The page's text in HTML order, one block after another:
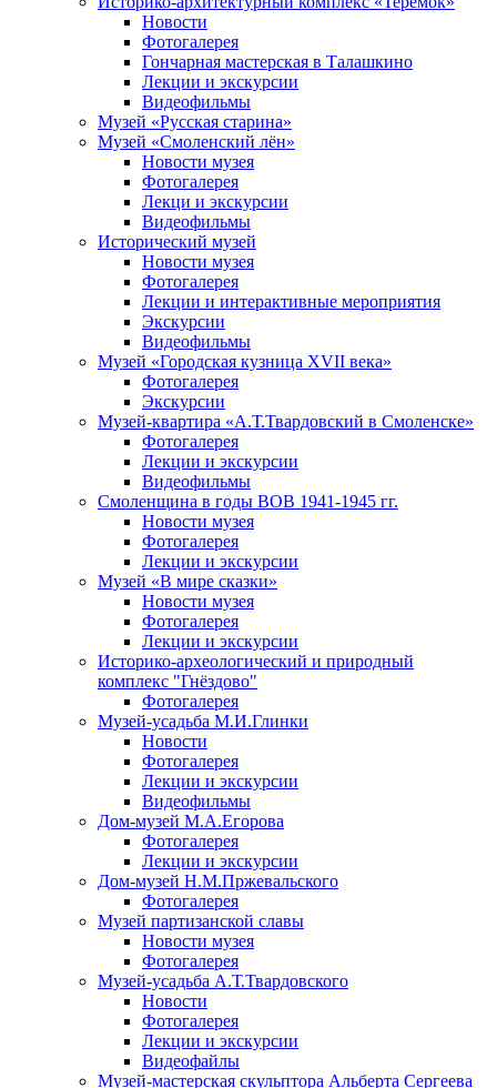
Новости
Фотогалерея
Гончарная мастерская в Талашкино
Лекции и экскурсии
Видеофильмы
Музей «Русская старина»
Музей «Смоленский лён»
Новости музея
Фотогалерея
Лекци и экскурсии
Видеофильмы
Исторический музей
Новости музея
Фотогалерея
Лекции и интерактивные мероприятия
Экскурсии
Видеофильмы
Музей «Городская кузница XVII века»
Фотогалерея
Экскурсии
Музей-квартира «А.Т.Твардовский в Смоленске»
Фотогалерея
Лекции и экскурсии
Видеофильмы
Смоленщина в годы ВОВ 1941-1945 гг.
Новости музея
Фотогалерея
Лекции и экскурсии
Музей «В мире сказки»
Новости музея
Фотогалерея
Лекции и экскурсии
Историко-археологический и природный
комплекс "Гнёздово"
Фотогалерея
Музей-усадьба М.И.Глинки
Новости
Фотогалерея
Лекции и экскурсии
Видеофильмы
Дом-музей М.А.Егорова
Фотогалерея
Лекции и экскурсии
Дом-музей Н.М.Пржевальского
Фотогалерея
Музей партизанской славы
Новости музея
Фотогалерея
Музей-усадьба А.Т.Твардовского
Новости
Фотогалерея
Лекции и экскурсии
Видеофайлы
Музей-мастерская скульптора Альберта Сергеева